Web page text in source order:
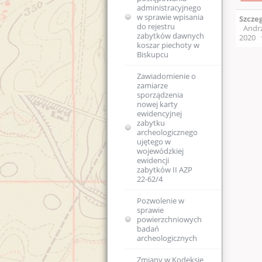
Kolejność
rozpatrywania spraw
Skargi i wnioski
Regulamin
Organizacyjny
WUOZ w Olsztynie
Statut prawny
Majątek
Podstawa prawna
USTAWA o
ochronie zabytków
i opiece nad
zabytkami (Dz.U.
2003 nr 162, poz.
1568)
USTAWA z dnia 16
kwietnia 2004 r o
ochronie przyrody
(Dz. U. Nr 92, poz.
880)
Wykaz stanowisk
WUOZ i kontakty
Elektroniczna
Skrzynka Podawcza -
składanie pism i
elektroniczną
Kierownictwo
jednostki
DEKLARACJA
administracyjnego
w sprawie wpisania
do rejestru
zabytków dawnych
koszar piechoty w
Biskupcu
Zawiadomienie o
zamiarze
sporządzenia
nowej karty
ewidencyjnej
zabytku
archeologicznego
ujętego w
wojewódzkiej
ewidencji
zabytków II AZP
22-62/4
Pozwolenie w
sprawie
powierzchniowych
badań
archeologicznych
Zmiany w Kodeksie
2020